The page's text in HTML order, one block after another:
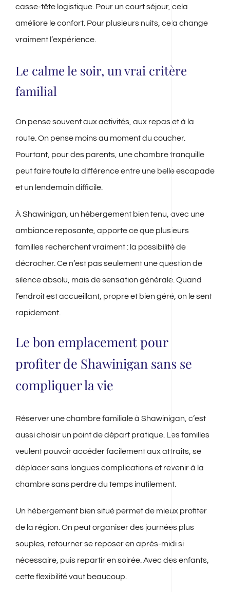
casse-tête logistique. Pour un court séjour, cela
améliore le confort. Pour plusieurs nuits, cela change
vraiment l’expérience.
Le calme le soir, un vrai critère
familial
On pense souvent aux activités, aux repas et à la
route. On pense moins au moment du coucher.
Pourtant, pour des parents, une chambre tranquille
peut faire toute la différence entre une belle escapade
et un lendemain difficile.
À Shawinigan, un hébergement bien tenu, avec une
ambiance reposante, apporte ce que plusieurs
familles recherchent vraiment : la possibilité de
décrocher. Ce n’est pas seulement une question de
silence absolu, mais de sensation générale. Quand
l’endroit est accueillant, propre et bien géré, on le sent
rapidement.
Le bon emplacement pour
profiter de Shawinigan sans se
compliquer la vie
Réserver une chambre familiale à Shawinigan, c’est
aussi choisir un point de départ pratique. Les familles
veulent pouvoir accéder facilement aux attraits, se
déplacer sans longues complications et revenir à la
chambre sans perdre du temps inutilement.
Un hébergement bien situé permet de mieux profiter
de la région. On peut organiser des journées plus
souples, retourner se reposer en après-midi si
nécessaire, puis repartir en soirée. Avec des enfants,
cette flexibilité vaut beaucoup.